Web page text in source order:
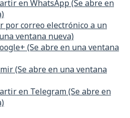
en WhatsApp (Se abre en
por correo electrónico a un
ventana nueva)
(Se abre en una ventana
(Se abre en una ventana
en Telegram (Se abre en